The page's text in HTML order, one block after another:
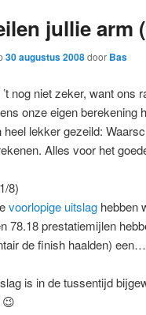
jullie arm
30 augustus 2008door Bas
nog niet zeker, want ons
onze eigen berekening
heel lekker gezeild:
Alles voor het
8)
voorlopige uitslag hebben
78.18 prestatiemijlen
de finish haalden) een…
is in de tussentijd